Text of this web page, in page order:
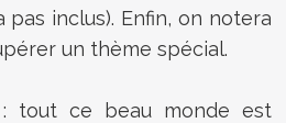
pas inclus). Enfin, on notera
un thème spécial.
tout ce beau monde est